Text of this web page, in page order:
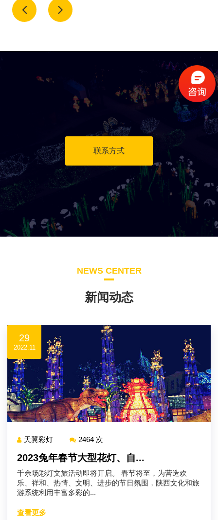
联系方式
NEWS CENTER
新闻动态
29
2022.11
天翼彩灯 2464 次
2023兔年春节大型花灯、自...
千余场彩灯文旅活动即将开启。 春节将至，为营造欢
乐、祥和、热情、文明、进步的节日氛围，陕西文化和旅
游系统利用丰富多彩的...
查看更多